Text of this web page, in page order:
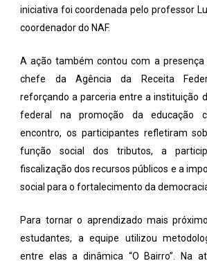
iniciativa foi coordenada pelo professor
coordenador do NAF.
A ação também contou com a presença
chefe da Agência da Receita
reforçando a parceria entre a instituição
federal na promoção da educação
encontro, os participantes refletiram
função social dos tributos, a
fiscalização dos recursos públicos e a
social para o fortalecimento da
Para tornar o aprendizado mais
estudantes, a equipe utilizou
entre elas a dinâmica “O Bairro”. Na